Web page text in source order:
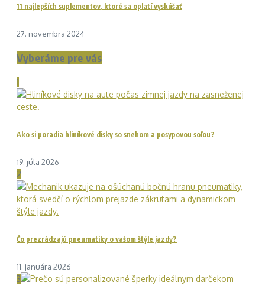
11 najlepších suplementov, ktoré sa oplatí vyskúšať
27. novembra 2024
Vyberáme pre vás
1
Ako si poradia hliníkové disky so snehom a posypovou soľou?
19. júla 2026
2
Čo prezrádzajú pneumatiky o vašom štýle jazdy?
11. januára 2026
3